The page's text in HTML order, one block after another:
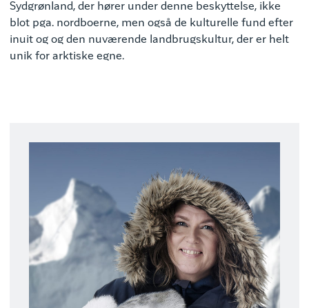
Sydgrønland, der hører under denne beskyttelse, ikke
blot pga. nordboerne, men også de kulturelle fund efter
inuit og og den nuværende landbrugskultur, der er helt
unik for arktiske egne.